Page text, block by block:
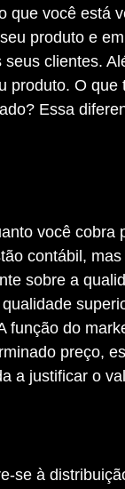
produto e
seus clientes.
produto. O
Essa
contábil,
sobre a
função do
preço,
a justificar o